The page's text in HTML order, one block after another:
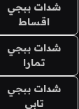
شدات ببجي
اقساط
شدات ببجي
تمارا
شدات ببجي
تابي